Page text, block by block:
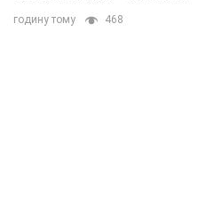
годину тому 468